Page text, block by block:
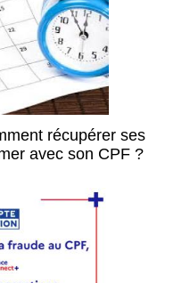
récupérer ses
avec son CPF ?